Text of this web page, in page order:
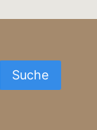
Suche